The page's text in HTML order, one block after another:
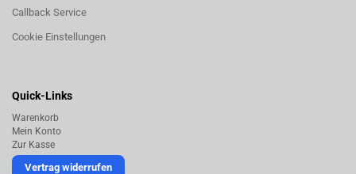
Callback Service
Cookie Einstellungen
Quick-Links
Warenkorb
Mein Konto
Zur Kasse
Vertrag widerrufen